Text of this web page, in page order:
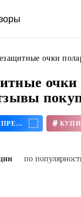
очки
НОСКИ АЛИЭКСПРЕСС #
по